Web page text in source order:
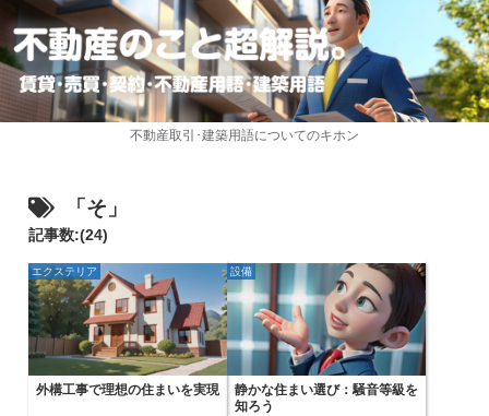
不動産取引･建築用語についてのキホン
「そ」
記事数:(24)
エクステリア
外構工事で理想の住まいを実現
設備
静かな住まい選び：騒音等級を
知ろう